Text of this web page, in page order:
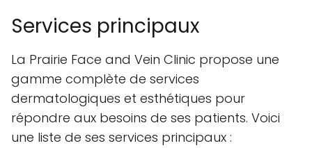
Services principaux
La Prairie Face and Vein Clinic propose une
gamme complète de services
dermatologiques et esthétiques pour
répondre aux besoins de ses patients. Voici
une liste de ses services principaux :